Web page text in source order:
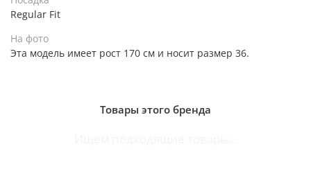
Regular Fit
На фото
Эта модель имеет рост 170 см и носит размер 36.
Товары этого бренда